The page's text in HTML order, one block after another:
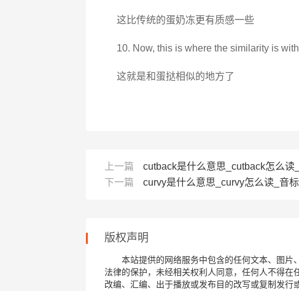
这比传统的蛋奶冻更有质感一些
10. Now, this is where the similarity is
这就是和蛋挞相似的地方了
上一篇
cutback是什么意思_cutback怎么读
下一篇
curvy是什么意思_curvy怎么读_音标
版权声明
本站提供的网络服务中包含的任何文本、图片
法律的保护，未经相关权利人同意，任何人不得在
改编、汇编、出于播放或发布目的改写或复制发行